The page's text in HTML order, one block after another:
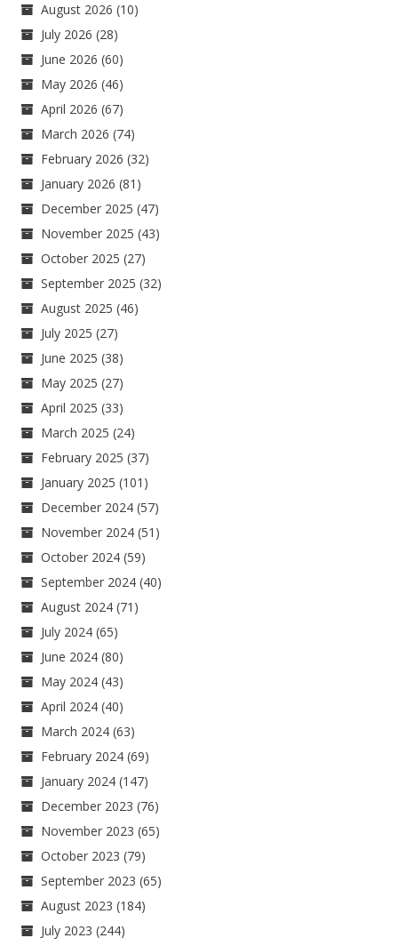
August 2026 (10)
July 2026 (28)
June 2026 (60)
May 2026 (46)
April 2026 (67)
March 2026 (74)
February 2026 (32)
January 2026 (81)
December 2025 (47)
November 2025 (43)
October 2025 (27)
September 2025 (32)
August 2025 (46)
July 2025 (27)
June 2025 (38)
May 2025 (27)
April 2025 (33)
March 2025 (24)
February 2025 (37)
January 2025 (101)
December 2024 (57)
November 2024 (51)
October 2024 (59)
September 2024 (40)
August 2024 (71)
July 2024 (65)
June 2024 (80)
May 2024 (43)
April 2024 (40)
March 2024 (63)
February 2024 (69)
January 2024 (147)
December 2023 (76)
November 2023 (65)
October 2023 (79)
September 2023 (65)
August 2023 (184)
July 2023 (244)